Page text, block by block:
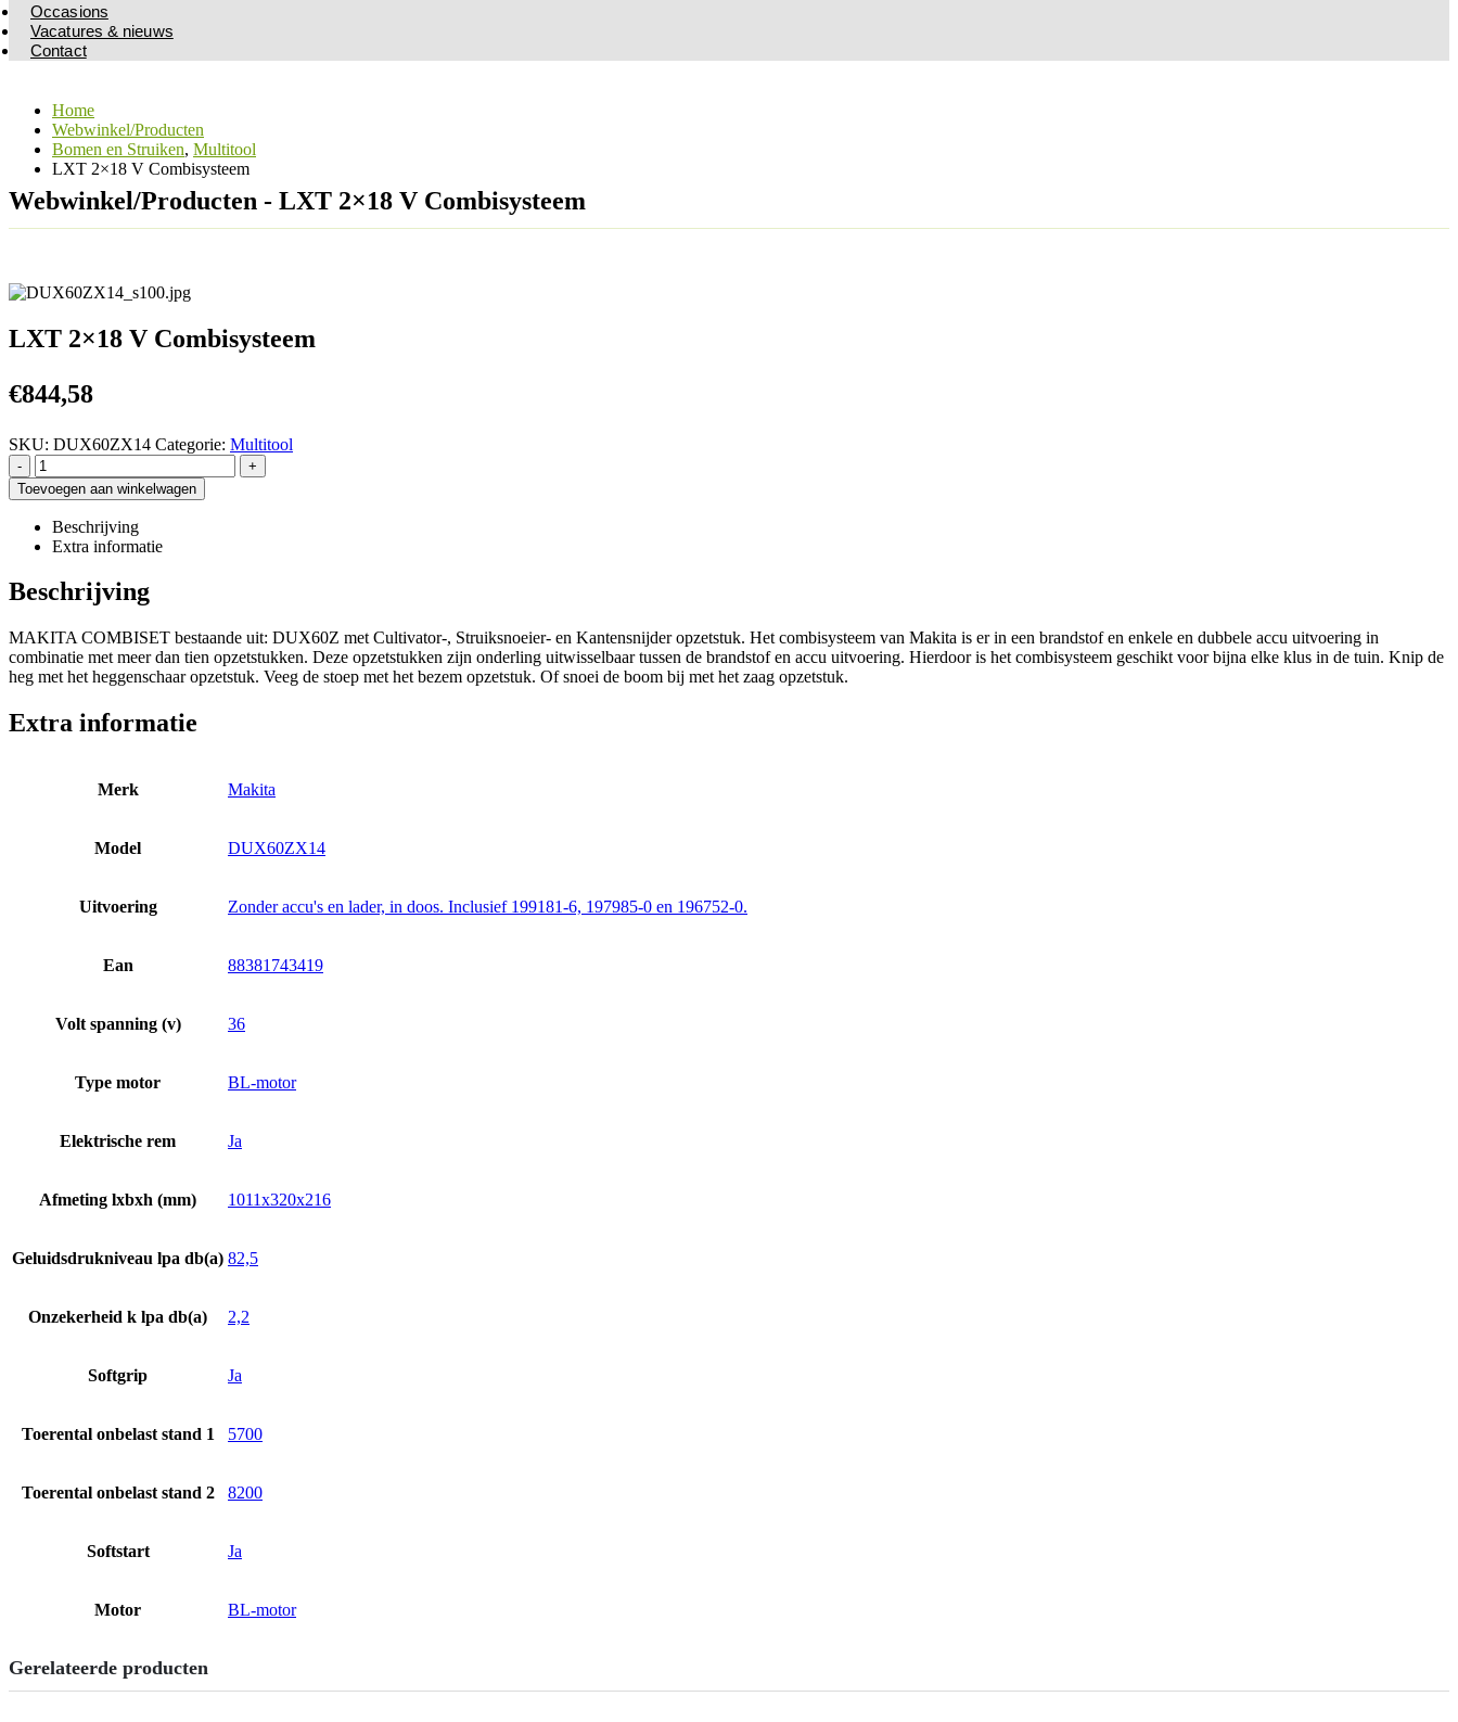
Occasions
Vacatures & nieuws
Contact
Home
Webwinkel/Producten
Bomen en Struiken, Multitool
LXT 2×18 V Combisysteem
Webwinkel/Producten - LXT 2×18 V Combisysteem
LXT 2×18 V Combisysteem
€844,58
SKU: DUX60ZX14 Categorie: Multitool
-
+
Toevoegen aan winkelwagen
Beschrijving
Extra informatie
Beschrijving
MAKITA COMBISET bestaande uit: DUX60Z met Cultivator-, Struiksnoeier- en Kantensnijder opzetstuk. Het combisysteem van Makita is er in een brandstof en enkele en dubbele accu uitvoering in
combinatie met meer dan tien opzetstukken. Deze opzetstukken zijn onderling uitwisselbaar tussen de brandstof en accu uitvoering. Hierdoor is het combisysteem geschikt voor bijna elke klus in de tuin. Knip de
heg met het heggenschaar opzetstuk. Veeg de stoep met het bezem opzetstuk. Of snoei de boom bij met het zaag opzetstuk.
Extra informatie
Merk Makita
Model DUX60ZX14
Uitvoering Zonder accu's en lader, in doos. Inclusief 199181-6, 197985-0 en 196752-0.
Ean 88381743419
Volt spanning (v) 36
Type motor BL-motor
Elektrische rem Ja
Afmeting lxbxh (mm) 1011x320x216
Geluidsdrukniveau lpa db(a) 82,5
Onzekerheid k lpa db(a) 2,2
Softgrip Ja
Toerental onbelast stand 1 5700
Toerental onbelast stand 2 8200
Softstart Ja
Motor BL-motor
Gerelateerde producten